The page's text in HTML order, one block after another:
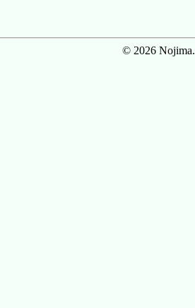
© 2026 Nojima.